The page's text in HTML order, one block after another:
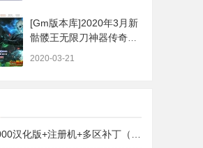
[Gm版本库]2020年3月新
骷髅王无限刀神器传奇版
2020-03-21